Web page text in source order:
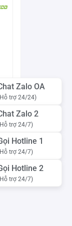
Zalo OA
trợ 24/24)
Zalo 2
trợ 24/7)
Hotline 1
trợ 24/7)
Hotline 2
trợ 24/7)